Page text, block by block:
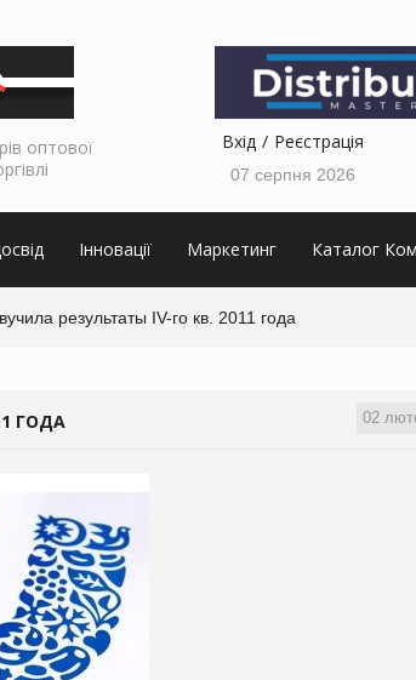
оптової
Вхід Реєстрація
07 серпня 2026
Інновації Маркетинг Каталог
результаты IV-го кв. 2011 года
02
ГОДА